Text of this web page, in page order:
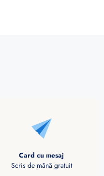
Card cu mesaj
Scris de mână gratuit